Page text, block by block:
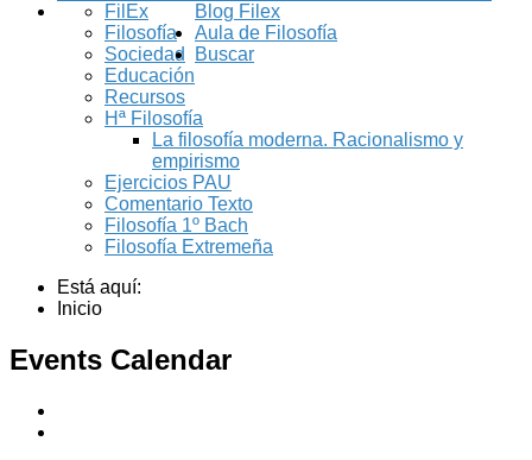
Blog Filex
FilEx
Filosofía
Sociedad
Educación
Recursos
Aula de Filosofía
Hª Filosofía
La filosofía moderna. Racionalismo y
empirismo
Ejercicios PAU
Comentario Texto
Filosofía 1º Bach
Filosofía Extremeña
Buscar
Está aquí:
Inicio
Events Calendar